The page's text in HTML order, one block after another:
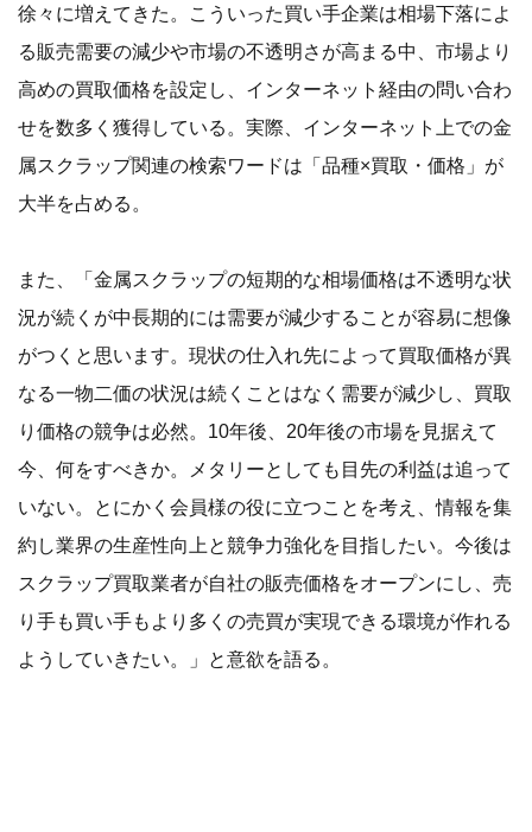
徐々に増えてきた。こういった買い手企業は相場下落によ
る販売需要の減少や市場の不透明さが高まる中、市場より
高めの買取価格を設定し、インターネット経由の問い合わ
せを数多く獲得している。実際、インターネット上での金
属スクラップ関連の検索ワードは「品種×買取・価格」が
大半を占める。
また、「金属スクラップの短期的な相場価格は不透明な状
況が続くが中長期的には需要が減少することが容易に想像
がつくと思います。現状の仕入れ先によって買取価格が異
なる一物二価の状況は続くことはなく需要が減少し、買取
り価格の競争は必然。10年後、20年後の市場を見据えて
今、何をすべきか。メタリーとしても目先の利益は追って
いない。とにかく会員様の役に立つことを考え、情報を集
約し業界の生産性向上と競争力強化を目指したい。今後は
スクラップ買取業者が自社の販売価格をオープンにし、売
り手も買い手もより多くの売買が実現できる環境が作れる
ようしていきたい。」と意欲を語る。